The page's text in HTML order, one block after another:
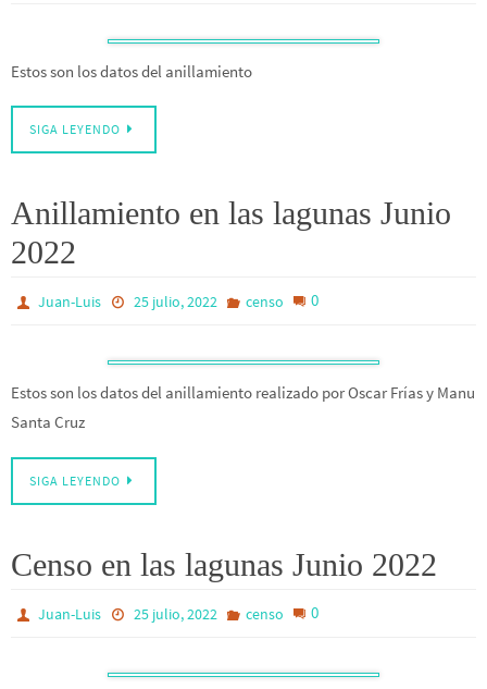
Estos son los datos del anillamiento
SIGA LEYENDO
Anillamiento en las lagunas Junio
2022
Juan-Luis 25 julio, 2022 censo 0
Estos son los datos del anillamiento realizado por Oscar Frías y Manu
Santa Cruz
SIGA LEYENDO
Censo en las lagunas Junio 2022
Juan-Luis 25 julio, 2022 censo 0